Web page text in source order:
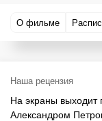
О фильме
Наша рецензия
На экраны
Александром